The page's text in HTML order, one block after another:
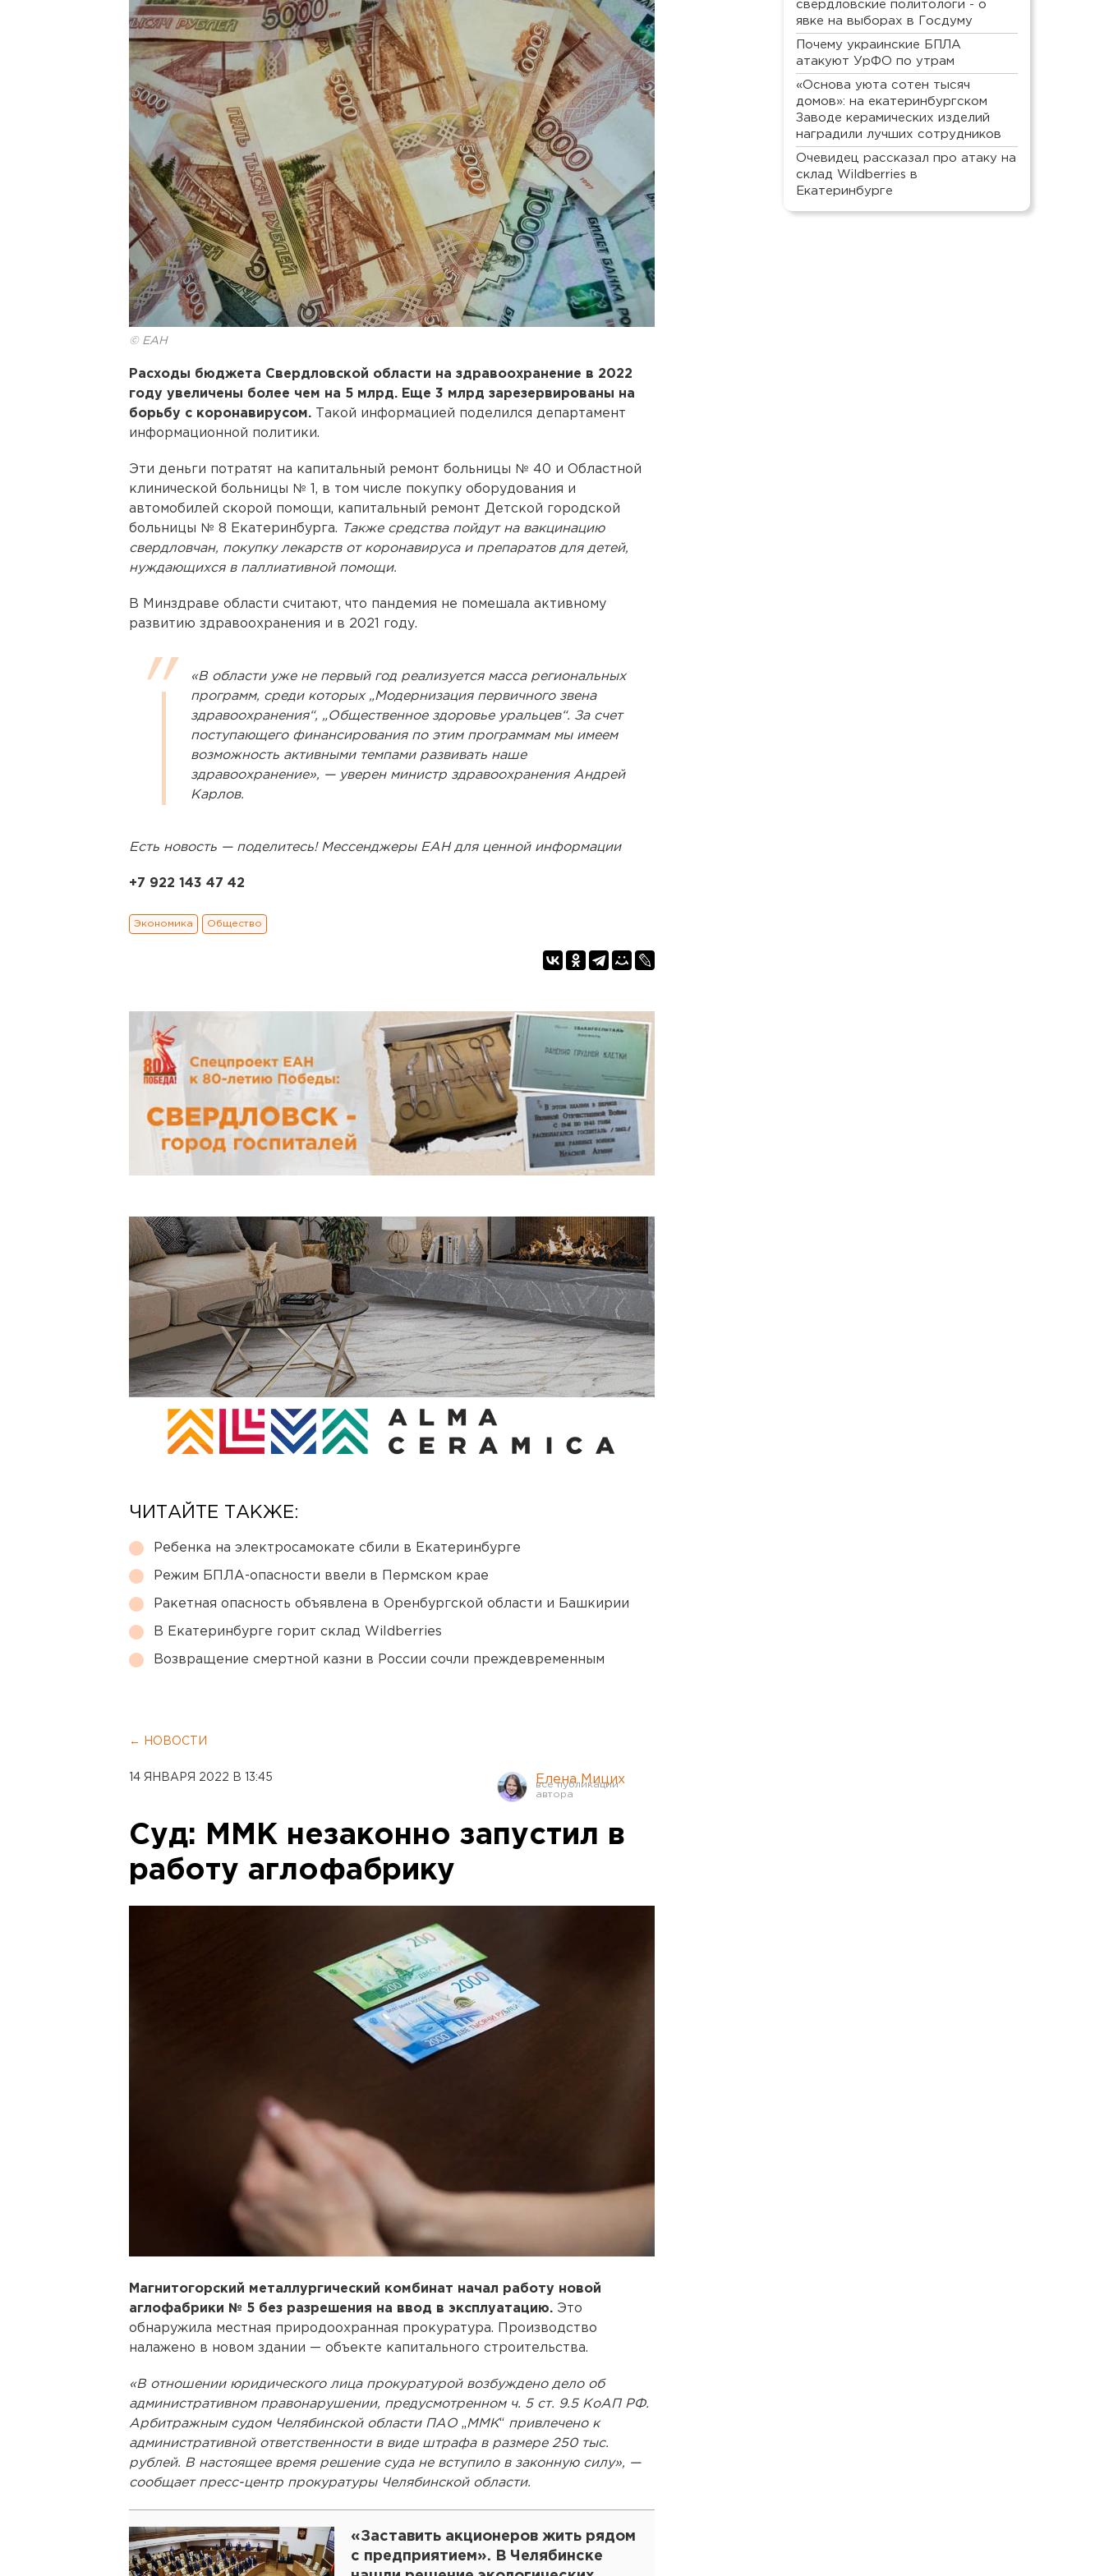
© ЕАН
Расходы бюджета Свердловской области на здравоохранение в 2022
году увеличены более чем на 5 млрд. Еще 3 млрд зарезервированы на
борьбу с коронавирусом.
Такой информацией поделился департамент
информационной политики.
Эти деньги потратят на капитальный ремонт больницы № 40 и Областной
клинической больницы № 1, в том числе покупку оборудования и
автомобилей скорой помощи, капитальный ремонт Детской городской
больницы № 8 Екатеринбурга.
Также средства пойдут на вакцинацию
свердловчан, покупку лекарств от коронавируса и препаратов для детей,
нуждающихся в паллиативной помощи.
В Минздраве области считают, что пандемия не помешала активному
развитию здравоохранения и в 2021 году.
«В области уже не первый год реализуется масса региональных
программ, среди которых „Модернизация первичного звена
здравоохранения“, „Общественное здоровье уральцев“. За счет
поступающего финансирования по этим программам мы имеем
возможность активными темпами развивать наше
здравоохранение», — уверен министр здравоохранения Андрей
Карлов.
Есть новость — поделитесь! Мессенджеры ЕАН для ценной информации
+7 922 143 47 42
Экономика Общество
ЧИТАЙТЕ ТАКЖЕ:
Ребенка на электросамокате сбили в Екатеринбурге
Режим БПЛА-опасности ввели в Пермском крае
Ракетная опасность объявлена в Оренбургской области и Башкирии
В Екатеринбурге горит склад Wildberries
Возвращение смертной казни в России сочли преждевременным
← НОВОСТИ
14 ЯНВАРЯ 2022 В 13:45 Елена Мицих
Суд: ММК незаконно запустил в
работу аглофабрику
Магнитогорский металлургический комбинат начал работу новой
аглофабрики № 5 без разрешения на ввод в эксплуатацию. Это
обнаружила местная природоохранная прокуратура. Производство
налажено в новом здании — объекте капитального строительства.
«В отношении юридического лица прокуратурой возбуждено дело об
административном правонарушении, предусмотренном ч. 5 ст. 9.5 КоАП РФ.
Арбитражным судом Челябинской области ПАО „ ММК“ привлечено к
административной ответственности в виде штрафа в размере 250 тыс.
рублей. В настоящее время решение суда не вступило в законную силу», —
сообщает пресс-центр прокуратуры Челябинской области.
«Заставить акционеров жить рядом
с предприятием». В Челябинске
свердловские политологи - о
явке на выборах в Госдуму
Почему украинские БПЛА
атакуют УрФО по утрам
«Основа уюта сотен тысяч
домов»: на екатеринбургском
Заводе керамических изделий
наградили лучших сотрудников
Очевидец рассказал про атаку на
склад Wildberries в
Екатеринбурге